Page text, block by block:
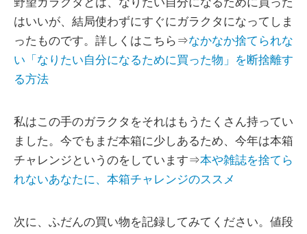
はいいが、結局使わずにすぐにガラクタになってしま
ったものです。詳しくはこちら⇒なかなか捨てられな
い「なりたい自分になるために買った物」を断捨離す
る方法
私はこの手のガラクタをそれはもうたくさん持ってい
ました。今でもまだ本箱に少しあるため、今年は本箱
チャレンジというのをしています⇒本や雑誌を捨てら
れないあなたに、本箱チャレンジのススメ
次に、ふだんの買い物を記録してみてください。値段